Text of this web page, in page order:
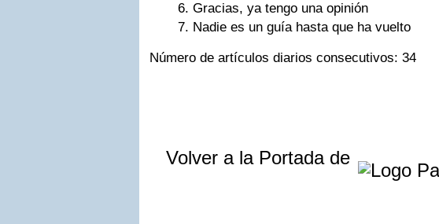
Gracias, ya tengo una opinión
Nadie es un guía hasta que ha vuelto
Número de artícu­los dia­rios con­se­cu­ti­vos: 34
Volver a la Portada de